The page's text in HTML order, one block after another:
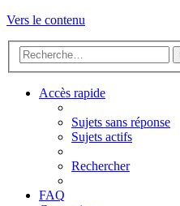
Vers le contenu
Accès rapide
Sujets sans réponse
Sujets actifs
Rechercher
FAQ